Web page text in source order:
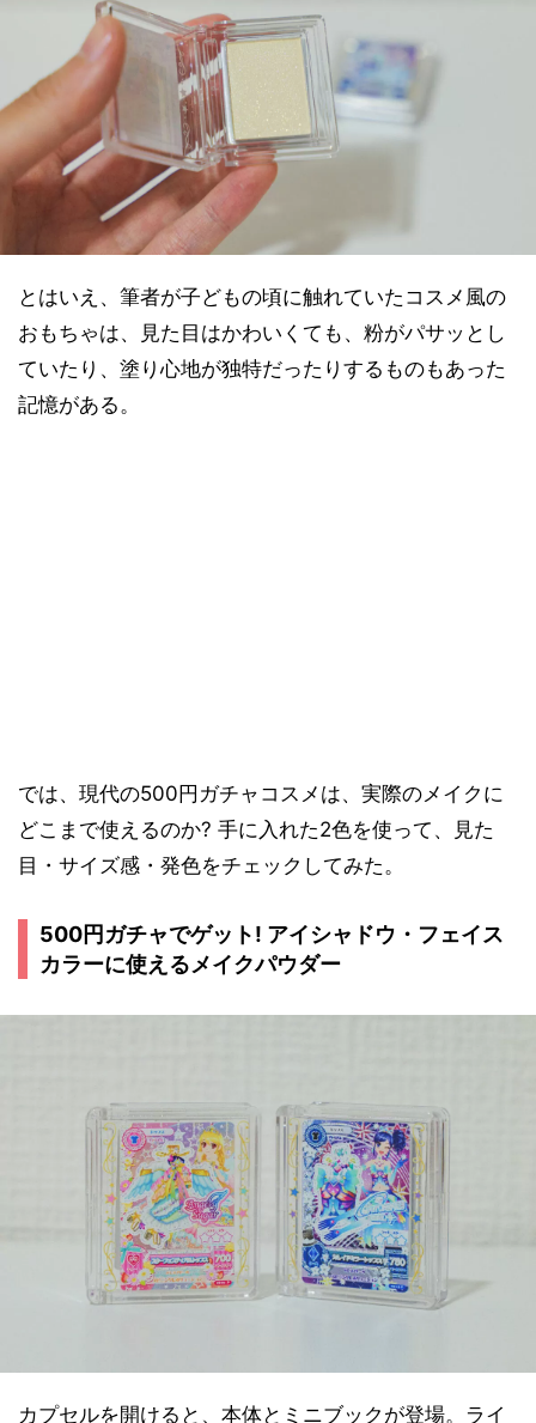
とはいえ、筆者が子どもの頃に触れていたコスメ風の
おもちゃは、見た目はかわいくても、粉がパサッとし
ていたり、塗り心地が独特だったりするものもあった
記憶がある。
では、現代の500円ガチャコスメは、実際のメイクに
どこまで使えるのか? 手に入れた2色を使って、見た
目・サイズ感・発色をチェックしてみた。
500円ガチャでゲット! アイシャドウ・フェイス
カラーに使えるメイクパウダー
カプセルを開けると、本体とミニブックが登場。ライ